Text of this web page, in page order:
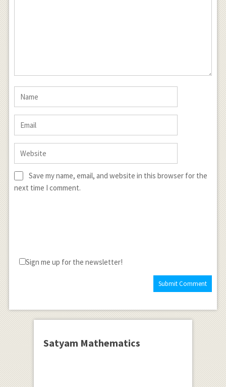
Save my name, email, and website in this browser for the
next time I comment.
Sign me up for the newsletter!
Satyam Mathematics